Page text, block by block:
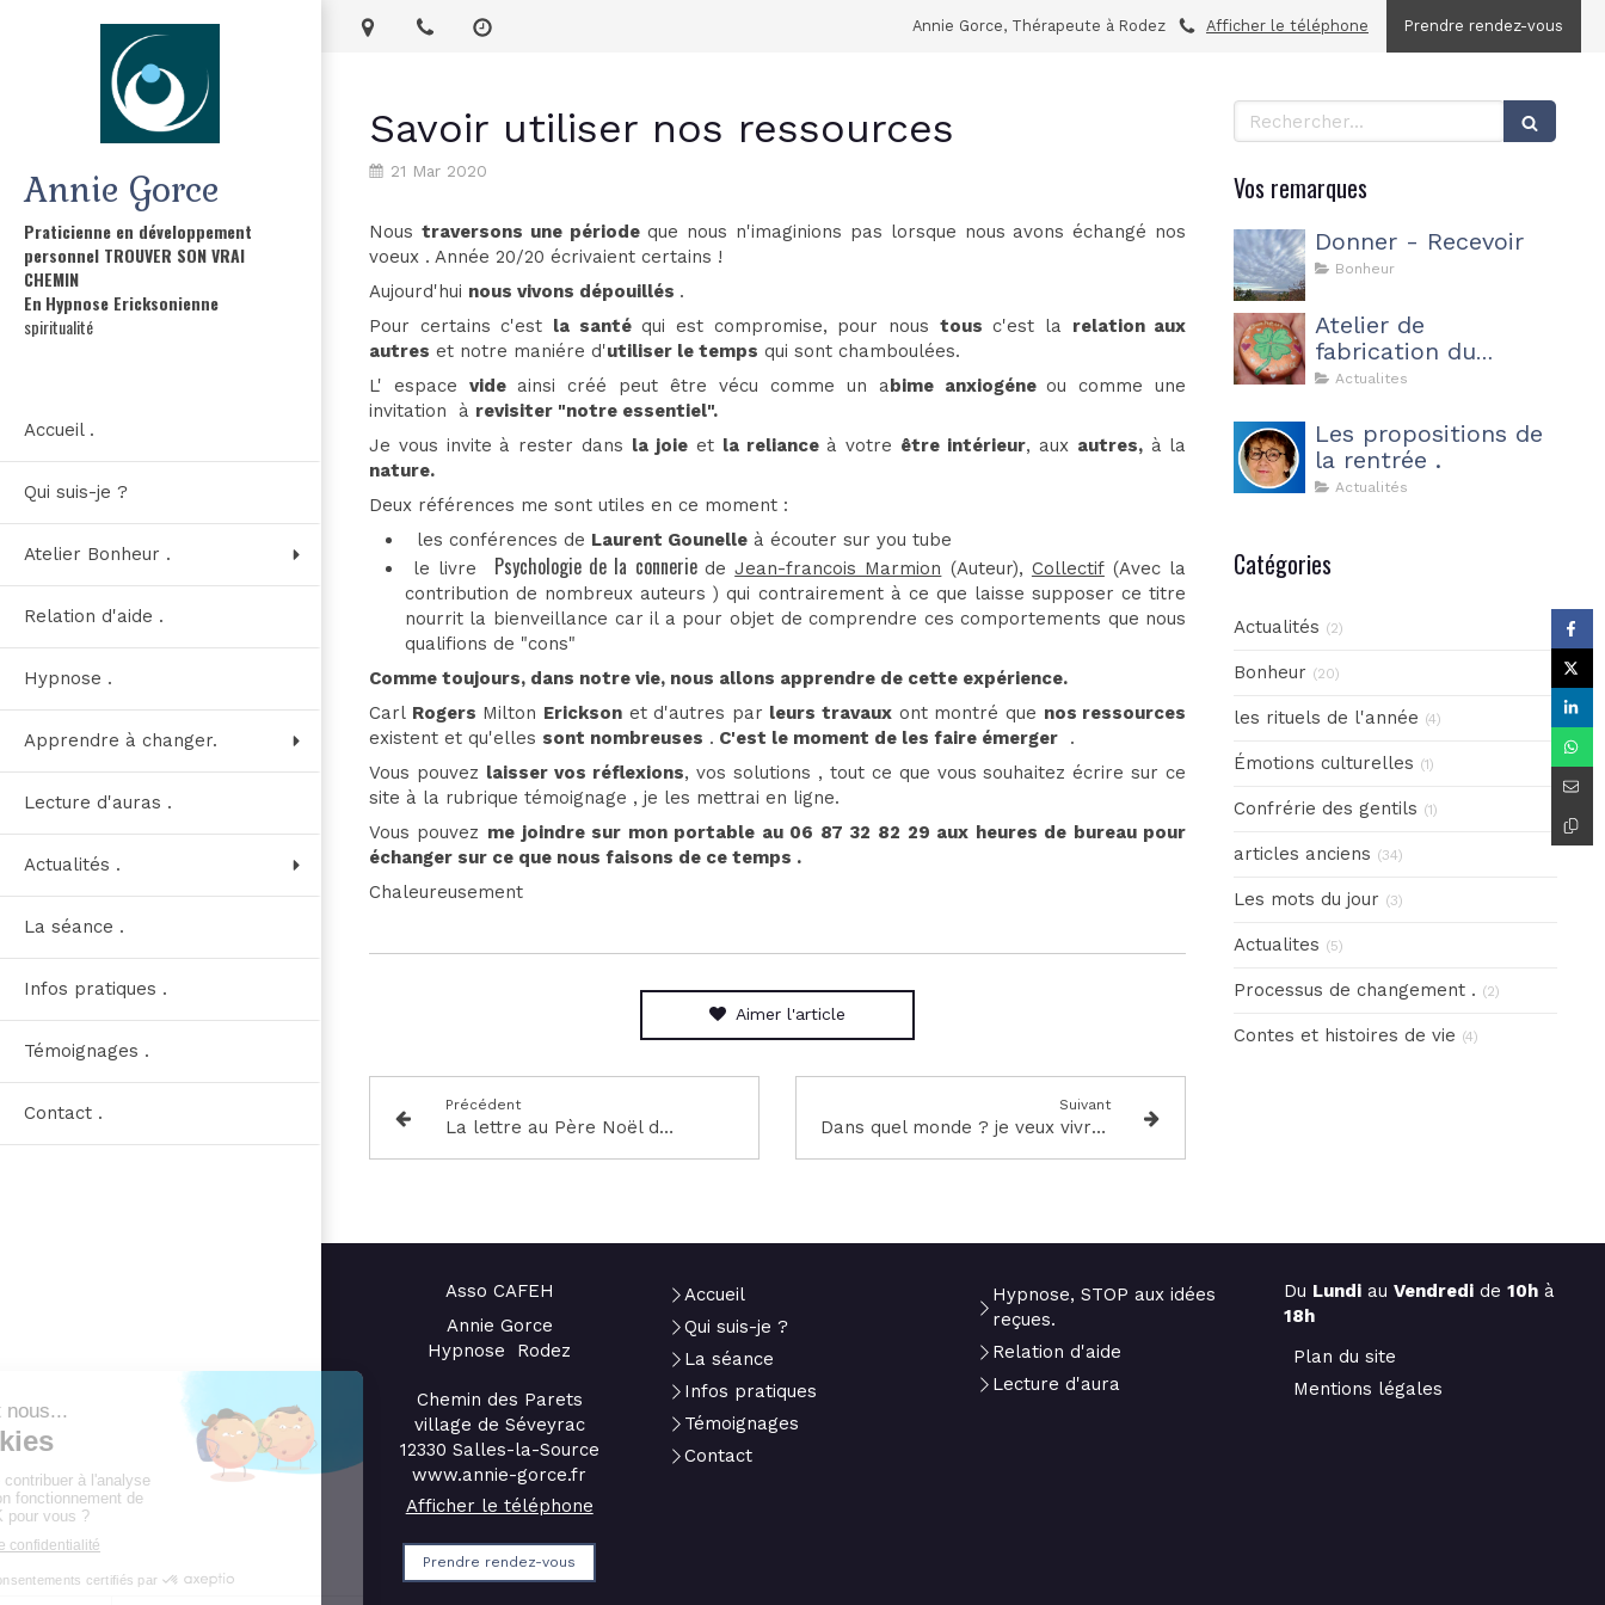
Annie Gorce
Praticienne en développement
personnel TROUVER SON VRAI
CHEMIN
En Hypnose Ericksonienne
spiritualité
Accueil .
Qui suis-je ?
Atelier Bonheur .
Relation d'aide .
Hypnose .
Apprendre à changer.
Lecture d'auras .
Actualités .
La séance .
Infos pratiques .
Témoignages .
Contact .
Prendre rendez-vous
Afficher le téléphone
Annie Gorce, Thérapeute à Rodez
Savoir utiliser nos ressources
21 Mar 2020
Nous traversons une période que nous n'imaginions pas lorsque nous avons échangé nos
voeux . Année 20/20 écrivaient certains !
Aujourd'hui nous vivons dépouillés .
Pour certains c'est la santéqui est compromise, pour nous tous c'est la relation aux
autres et notre maniére d'utiliser le temps qui sont chamboulées.
L' espace vide ainsi créé peut être vécu comme un abime anxiogéneou comme une
invitation à revisiter "notre essentiel".
Je vous invite à rester dans la joieet la relianceà votre être intérieur, aux autres,à la
nature.
Deux références me sont utiles en ce moment :
les conférences de Laurent Gounelleà écouter sur you tube
le livre Psychologie de la connerie deJean-francois Marmion (Auteur), Collectif(Avec la
contribution de nombreux auteurs ) qui contrairement à ce que laisse supposer ce titre
nourrit la bienveillance car il a pour objet de comprendre ces comportements que nous
qualifions de "cons"
Comme toujours, dans notre vie, nous allons apprendre de cette expérience.
Carl Rogers Milton Ericksonet d'autres par leurs travaux ont montré que nos ressources
existent et qu'elles sont nombreuses . C'est le moment de les faire émerger.
Vous pouvez laisser vos réflexions, vos solutions , tout ce que vous souhaitez écrire sur ce
site à la rubrique témoignage , je les mettrai en ligne.
Vous pouvez me joindre sur mon portable au 06 87 32 82 29 aux heures de bureau pour
échanger sur ce que nous faisons de ce temps .
Chaleureusement
Aimer l'article
Précédent
La lettre au Père Noël des adultes
Suivant
Dans quel monde ? je veux vivre demain .
Rechercher
Vos remarques
Donner - Recevoir
Bonheur
Atelier de
fabrication du
Bonheur d'être soi
Actualites
Les propositions de
la rentrée .
Actualités
Catégories
Actualités (2)
Bonheur (20)
les rituels de l'année (4)
Émotions culturelles (1)
Confrérie des gentils (1)
articles anciens (34)
Les mots du jour (3)
Actualites (5)
Processus de changement . (2)
Contes et histoires de vie (4)
Asso CAFEH
Annie Gorce
Hypnose Rodez
Chemin des Parets
village de Séveyrac
12330 Salles-la-Source
www.annie-gorce.fr
Afficher le téléphone
Prendre rendez-vous
Accueil
Qui suis-je ?
La séance
Infos pratiques
Témoignages
Contact
Hypnose, STOP aux idées
reçues.
Relation d'aide
Lecture d'aura
Du Lundi auVendredi de10h à
18h
Plan du site
Mentions légales